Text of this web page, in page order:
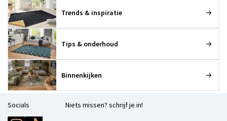
Trends & inspiratie
Tips & onderhoud
Binnenkijken
Socials Niets missen? schrijf je in!